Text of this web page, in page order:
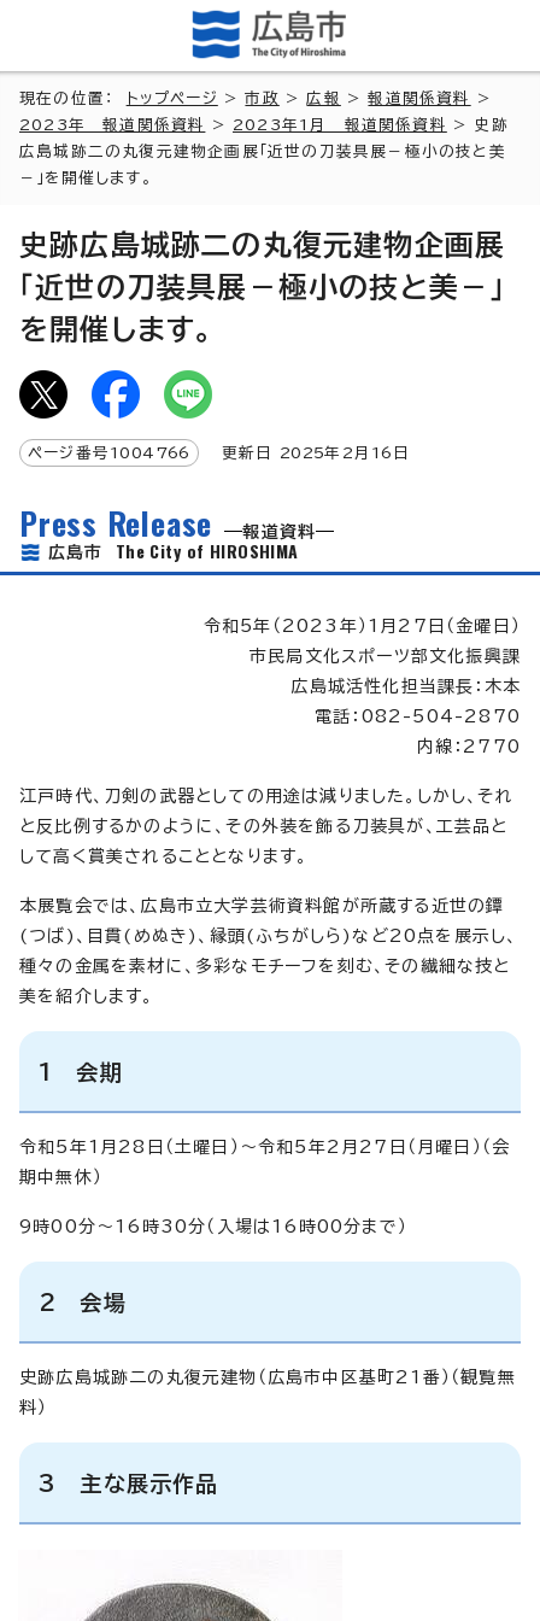
現在の位置： トップページ >市政 >広報 >報道関係資料
>
2023年 報道関係資料
> 2023年1月 報道関係資料
> 史跡
広島城跡二の丸復元建物企画展「近世の刀装具展－極小の技と美
－」を開催します。
史跡広島城跡二の丸復元建物企画展
「近世の刀装具展－極小の技と美－」
を開催します。
ページ番号 1004766 更新日 2025年2月 16 日
Press Release
報道資料
広島市 The City of HIROSHIMA
令和5年（2023年）1月27日（金曜日）
市民局文化スポーツ部文化振興課
広島城活性化担当課長：木本
電話：082-504-2870
内線：2770
江戸時代、刀剣の武器としての用途は減りました。しかし、それ
と反比例するかのように、その外装を飾る刀装具が、工芸品と
して高く賞美されることとなります。
本展覧会では、広島市立大学芸術資料館が所蔵する近世の鐔
(つば)、目貫(めぬき)、縁頭(ふちがしら)など20点を展示し、
種々の金属を素材に、多彩なモチーフを刻む、その繊細な技と
美を紹介します。
1 会期
令和5年1月28日（土曜日）～令和5年2月27日（月曜日）（会
期中無休）
9時00分～16時30分（入場は16時00分まで）
2 会場
史跡広島城跡二の丸復元建物（広島市中区基町21番）（観覧無
料）
3 主な展示作品